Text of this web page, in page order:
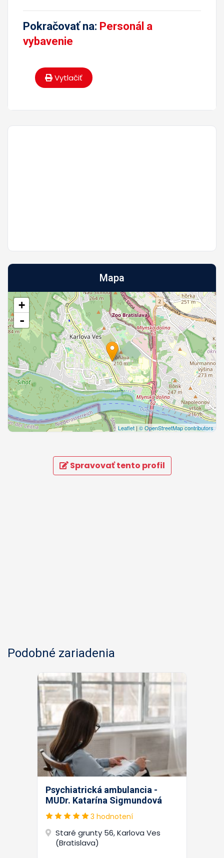
Pokračovať na: Personál a
vybavenie
Vytlačiť
Mapa
+
-
Leaflet | © OpenStreetMap contributors
Spravovať tento profil
Podobné zariadenia
Psychiatrická ambulancia -
MUDr. Katarína Sigmundová
3 hodnotení
Staré grunty 56, Karlova Ves
(Bratislava)